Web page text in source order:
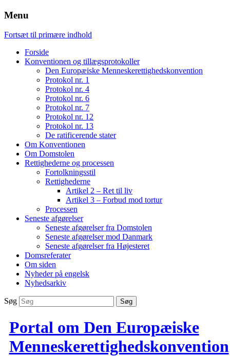
Menu
Fortsæt til primære indhold
Forside
Konventionen og tillægsprotokoller
Den Europæiske Menneskerettighedskonvention
Protokol nr. 1
Protokol nr. 4
Protokol nr. 6
Protokol nr. 7
Protokol nr. 12
Protokol nr. 13
De ratificerende stater
Om Konventionen
Om Domstolen
Rettighederne og processen
Fortolkningsstil
Rettighederne
Artikel 2 – Ret til liv
Artikel 3 – Forbud mod tortur
Processen
Seneste afgørelser
Seneste afgørelser fra Domstolen
Seneste afgørelser mod Danmark
Seneste afgørelser fra Højesteret
Domsreferater
Om siden
Nyheder på engelsk
Nyhedsarkiv
Søg
Portal om Den Europæiske
Menneskerettighedskonvention